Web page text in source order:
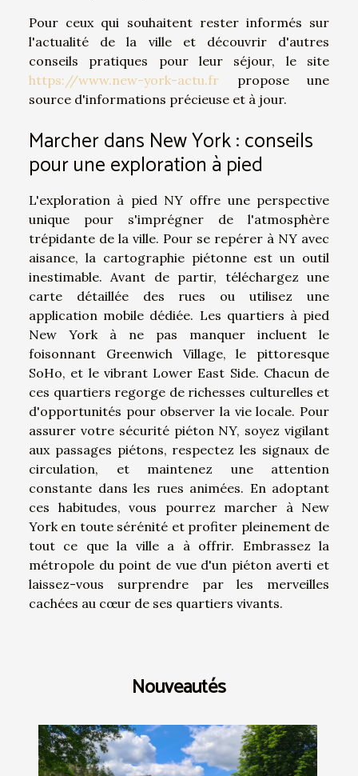
Pour ceux qui souhaitent rester informés sur
l'actualité de la ville et découvrir d'autres
conseils pratiques pour leur séjour, le site
https://www.new-york-actu.fr propose une
source d'informations précieuse et à jour.
Marcher dans New York : conseils
pour une exploration à pied
L'exploration à pied NY offre une perspective
unique pour s'imprégner de l'atmosphère
trépidante de la ville. Pour se repérer à NY avec
aisance, la cartographie piétonne est un outil
inestimable. Avant de partir, téléchargez une
carte détaillée des rues ou utilisez une
application mobile dédiée. Les quartiers à pied
New York à ne pas manquer incluent le
foisonnant Greenwich Village, le pittoresque
SoHo, et le vibrant Lower East Side. Chacun de
ces quartiers regorge de richesses culturelles et
d'opportunités pour observer la vie locale. Pour
assurer votre sécurité piéton NY, soyez vigilant
aux passages piétons, respectez les signaux de
circulation, et maintenez une attention
constante dans les rues animées. En adoptant
ces habitudes, vous pourrez marcher à New
York en toute sérénité et profiter pleinement de
tout ce que la ville a à offrir. Embrassez la
métropole du point de vue d'un piéton averti et
laissez-vous surprendre par les merveilles
cachées au cœur de ses quartiers vivants.
Nouveautés